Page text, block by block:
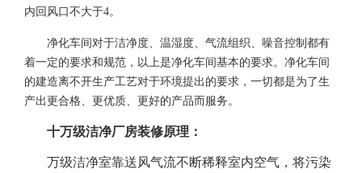
内回风口不大于4。
净化车间对于洁净度、温湿度、气流组织、噪音控制都有
着一定的要求和规范，以上是净化车间基本的要求。净化车间
的建造离不开生产工艺对于环境提出的要求，一切都是为了生
产出更合格、更优质、更好的产品而服务。
十万级洁净厂房装修原理：
万级洁净室靠送风气流不断稀释室内空气，将污染